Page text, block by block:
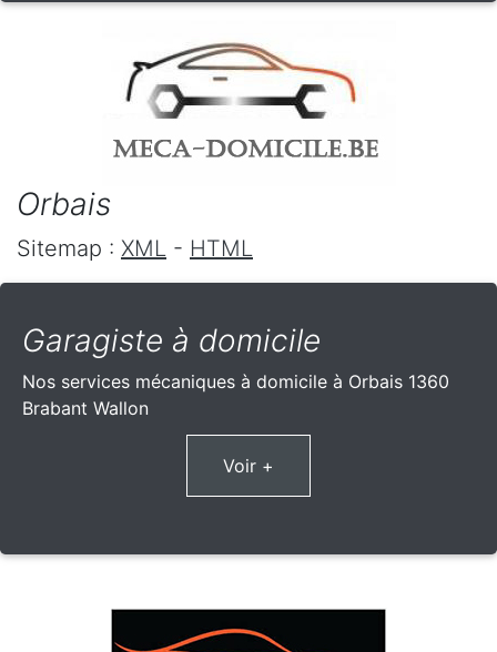
Orbais
Sitemap : XML - HTML
Garagiste à domicile
Nos services mécaniques à domicile à Orbais 1360
Brabant Wallon
Voir +